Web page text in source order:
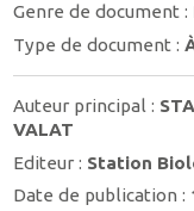
Genre de document :
Type de document :
Auteur principal :
VALAT
Editeur : Station
Date de publication :